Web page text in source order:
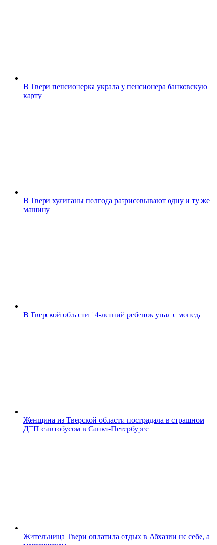
В Твери пенсионерка украла у пенсионера банковскую
карту
В Твери хулиганы полгода разрисовывают одну и ту же
машину
В Тверской области 14-летний ребенок упал с мопеда
Женщина из Тверской области пострадала в страшном
ДТП с автобусом в Санкт-Петербурге
Жительница Твери оплатила отдых в Абхазии не себе, а